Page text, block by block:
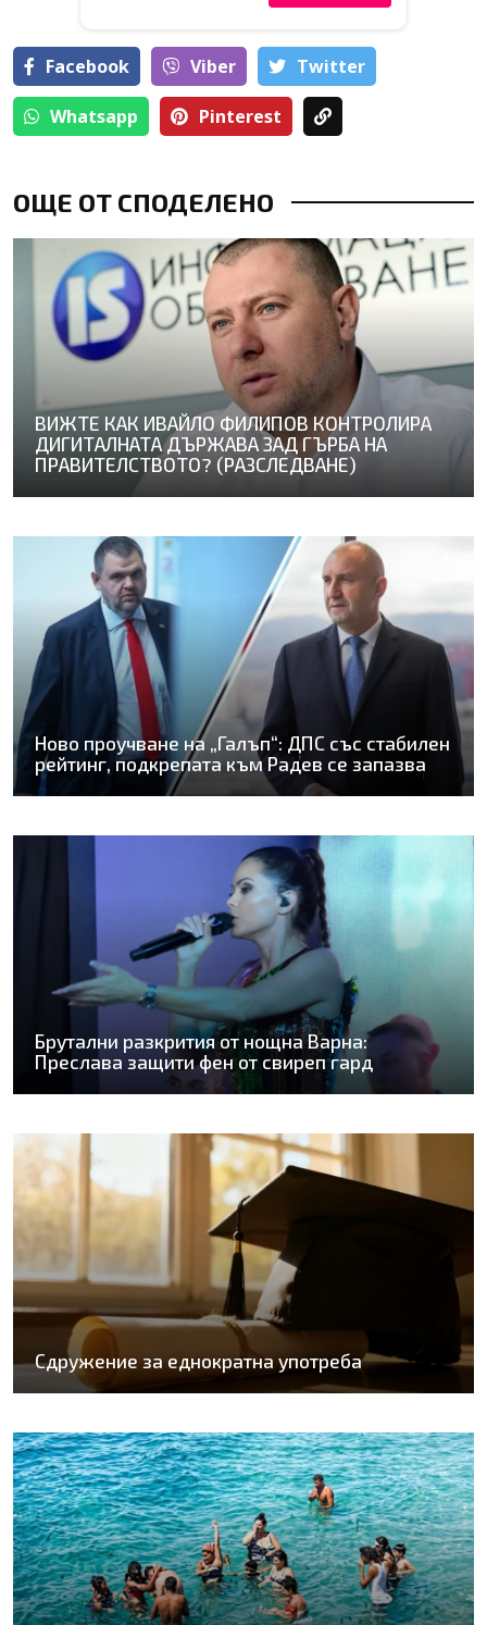
Facebook Viber Тwitter
Whatsapp Pinterest
ОЩЕ ОТ СПОДЕЛЕНО
ВИЖТЕ КАК ИВАЙЛО ФИЛИПОВ КОНТРОЛИРА
ДИГИТАЛНАТА ДЪРЖАВА ЗАД ГЪРБА НА
ПРАВИТЕЛСТВОТО? (РАЗСЛЕДВАНЕ)
Ново проучване на „Галъп“: ДПС със стабилен
рейтинг, подкрепата към Радев се запазва
Брутални разкрития от нощна Варна:
Преслава защити фен от свиреп гард
Сдружение за еднократна употреба